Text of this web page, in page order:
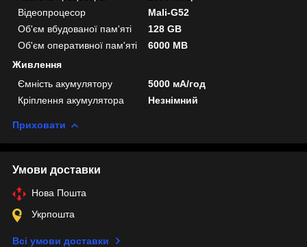
Відеопроцесор
Mali-G52
Об'єм вбудованої пам'яті
128 GB
Об'єм оперативної пам'яті
6000 MB
Живлення
Ємність акумулятору
5000 мА/год
Кріплення акумулятора
Незнімний
Приховати
Умови доставки
Нова Пошта
Укрпошта
Всі умови доставки